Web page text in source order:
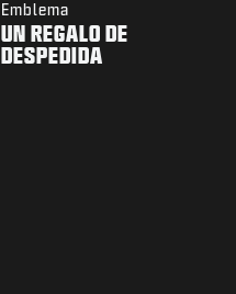
Emblema
UN REGALO DE
DESPEDIDA